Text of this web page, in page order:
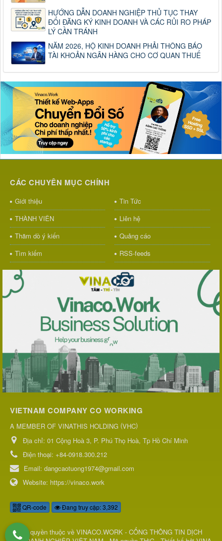
HƯỚNG DẪN DOANH NGHIỆP THỦ TỤC THAY
ĐỔI ĐĂNG KÝ KINH DOANH VÀ CÁC RỦI RO PHÁP
LÝ CẦN TRÁNH
NĂM 2026, HỘ KINH DOANH PHẢI THÔNG BÁO
TÀI KHOẢN NGÂN HÀNG CHO CƠ QUAN THUẾ
CÁC CHUYÊN MỤC CHÍNH
Giới thiệu
Tin Tức
THÀNH VIÊN
Liên hệ
Thăm dò ý kiến
Quảng cáo
Tìm kiếm
RSS-feeds
VIETNAM COMPANY CO WORKING
A MEMBER OF VINATHIS HOLDING (VHC)
Địa chỉ: 01 Cộng Hoà 3, P. Phú Thọ Hoà, Tp Hồ Chí Minh
Điện thoại: +84-0918.300.212
Email: dangcaotuong1974@gmail.com
Website: https://vinaco.work
QR-code Đang truy cập: 3,392
© Bản quyền thuộc về VINACO.WORK - CỔNG THÔNG TIN DỊCH